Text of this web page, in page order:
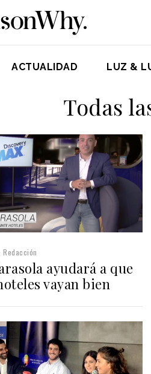
ACTUALIDAD LUZ &
Todas
Redacción
ayudará a que
vayan bien